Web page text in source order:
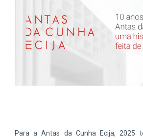
Para a Antas da Cunha Ecija, 2025